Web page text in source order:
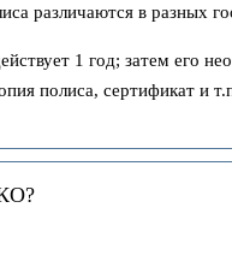
различаются в разных
1 год; затем его
полиса, сертификат и